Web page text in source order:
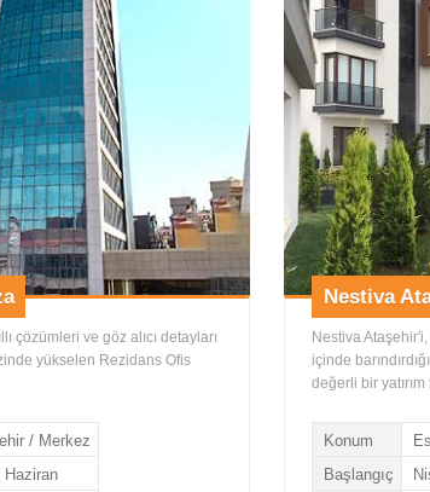
çözümleri ve göz alıcı detayları
yükselen Rezidans Ofis
/ Merkez
Haziran
Nestiva
Nestiva
içinde
değerli bir yatırım
Konum
Başlangıç